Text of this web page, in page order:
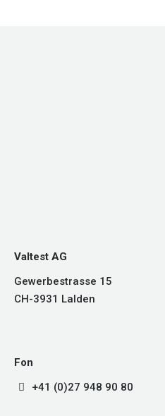
Valtest AG
Gewerbestrasse 15
CH-3931 Lalden
Fon
+41 (0)27 948 90 80